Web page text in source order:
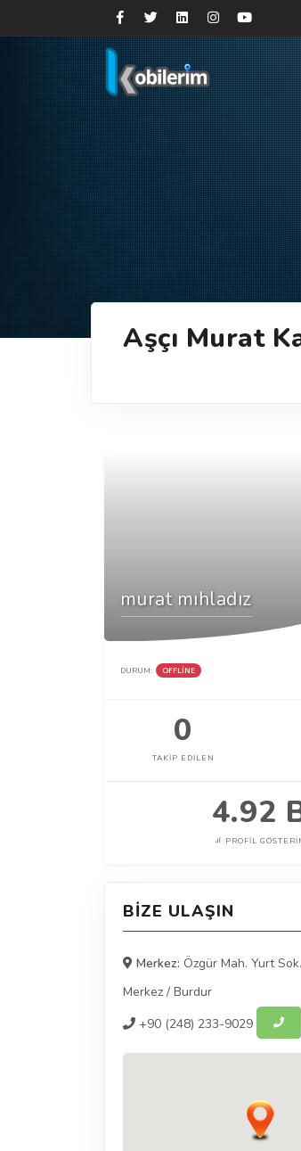
Aşçı Murat
murat mıhladız
DURUM: OFFLINE
0
TAKIP EDILEN
4.92
PROFIL
BIZE ULAŞIN
Merkez: Özgür Mah. Yurt
Merkez / Burdur
+90 (248) 233-9029